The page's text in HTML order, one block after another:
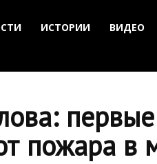
ИСТОРИИ ВИДЕО
пожара в